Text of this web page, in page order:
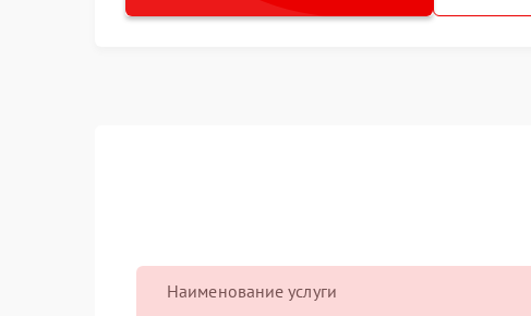
Наименование услуги